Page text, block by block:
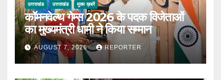
उत्तराखंड उत्तराखंड मुख्य ख़बरें
कॉमनवेल्थ गेम्स 2026 के पदक विजेताओं
का मुख्यमंत्री धामी ने किया सम्मान
AUGUST 7, 2026 REPORTER